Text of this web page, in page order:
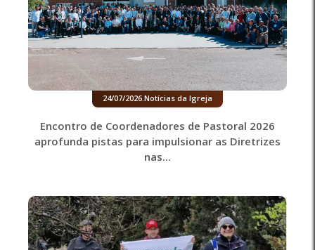
24/07/2026.Notícias da Igreja
Encontro de Coordenadores de Pastoral 2026
aprofunda pistas para impulsionar as Diretrizes
nas...